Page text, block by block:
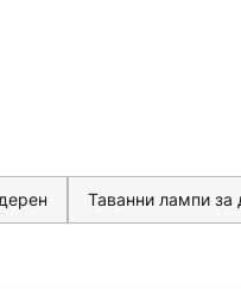
Таванни лампи за